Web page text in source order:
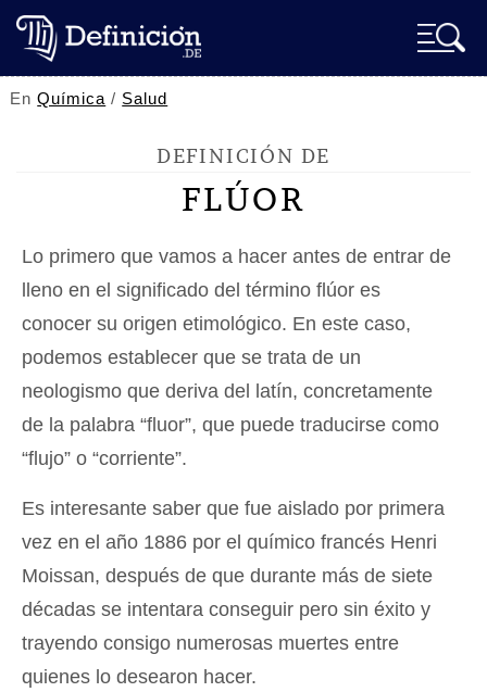
EnQuímica / Salud
DEFINICIÓN DE
FLÚOR
Lo primero que vamos a hacer antes de entrar de
lleno en el significado del término flúor es
conocer su origen etimológico. En este caso,
podemos establecer que se trata de un
neologismo que deriva del latín, concretamente
de la palabra “fluor”, que puede traducirse como
“flujo” o “corriente”.
Es interesante saber que fue aislado por primera
vez en el año 1886 por el químico francés Henri
Moissan, después de que durante más de siete
décadas se intentara conseguir pero sin éxito y
trayendo consigo numerosas muertes entre
quienes lo desearon hacer.